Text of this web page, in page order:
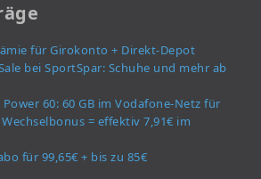
für Girokonto + Direkt-Depot
bei SportSpar: Schuhe und mehr ab
60: 60 GB im Vodafone-Netz für
= effektiv 7,91€ im
für 99,65€ + bis zu 85€